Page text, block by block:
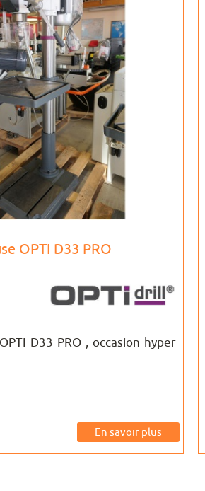
OPTI D33 PRO
D33 PRO , occasion hyper
En savoir plus